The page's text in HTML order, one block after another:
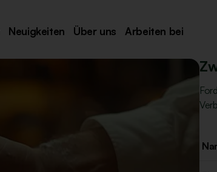
Neuigkeiten Über uns Arbeiten bei